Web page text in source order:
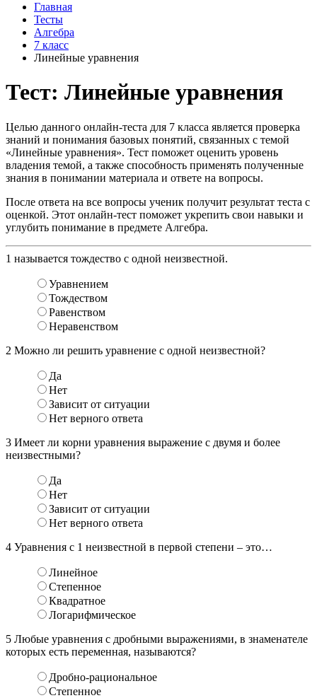
Главная
Тесты
Алгебра
7 класс
Линейные уравнения
Тест: Линейные уравнения
Целью данного онлайн-теста для 7 класса является проверка
знаний и понимания базовых понятий, связанных с темой
«Линейные уравнения». Тест поможет оценить уровень
владения темой, а также способность применять полученные
знания в понимании материала и ответе на вопросы.
После ответа на все вопросы ученик получит результат теста с
оценкой. Этот онлайн-тест поможет укрепить свои навыки и
углубить понимание в предмете Алгебра.
1 называется тождество с одной неизвестной.
Уравнением
Тождеством
Равенством
Неравенством
2 Можно ли решить уравнение с одной неизвестной?
Да
Нет
Зависит от ситуации
Нет верного ответа
3 Имеет ли корни уравнения выражение с двумя и более
неизвестными?
Да
Нет
Зависит от ситуации
Нет верного ответа
4 Уравнения с 1 неизвестной в первой степени – это…
Линейное
Степенное
Квадратное
Логарифмическое
5 Любые уравнения с дробными выражениями, в знаменателе
которых есть переменная, называются?
Дробно-рациональное
Степенное